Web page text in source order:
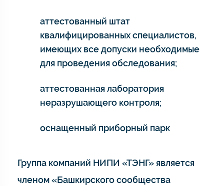
аттестованный штат
квалифицированных специалистов,
имеющих все допуски необходимые
для проведения обследования;
аттестованная лаборатория
неразрушающего контроля;
оснащенный приборный парк
Группа компаний НИПИ «ТЭНГ» является
членом «Башкирского сообщества